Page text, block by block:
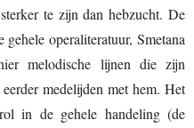
te zijn dan hebzucht. De
operaliteratuur, Smetana
melodische lijnen die zijn
medelijden met hem. Het
in de gehele handeling (de